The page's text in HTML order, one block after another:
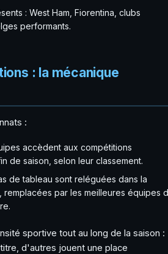
: West Ham, Fiorentina, clubs
performants.
: la mécanique
:
accèdent aux compétitions
de saison, selon leur classement.
de tableau sont reléguées dans la
remplacées par les meilleures équipes
sportive tout au long de la saison :
d'autres jouent une place